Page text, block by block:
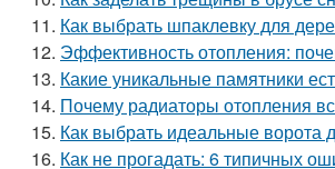
11. Как выбрать шпаклевку для
12. Эффективность отопления:
13. Какие уникальные памятники
14. Почему радиаторы отопления
15. Как выбрать идеальные ворота
16. Как не прогадать: 6 типичных